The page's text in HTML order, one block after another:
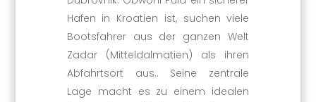
Hafen in Kroatien ist, suchen viele
Bootsfahrer aus der ganzen Welt
Zadar (Mitteldalmatien) als ihren
Abfahrtsort aus.. Seine zentrale
Lage macht es zu einem idealen